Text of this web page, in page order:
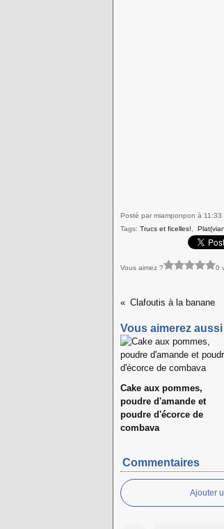
Posté par miamponpon à 11:33
Tags: Trucs et ficelles!
Vous aimez ? 0
Clafoutis à la banane
Vous aimerez aussi
Cake aux pommes,
poudre d'amande et
poudre d'écorce de
combava
Commentaires
Ajouter